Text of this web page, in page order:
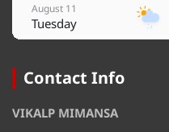
August 11
Tuesday
Wednesday
Thursday
Contact Info
VIKALP MIMANSA